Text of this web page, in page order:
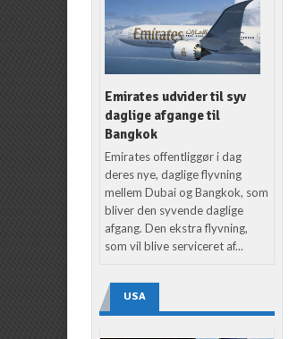
Emirates udvider til syv
daglige afgange til
Bangkok
Emirates offentliggør i dag
deres nye, daglige flyvning
mellem Dubai og Bangkok, som
bliver den syvende daglige
afgang. Den ekstra flyvning,
som vil blive serviceret af...
USA